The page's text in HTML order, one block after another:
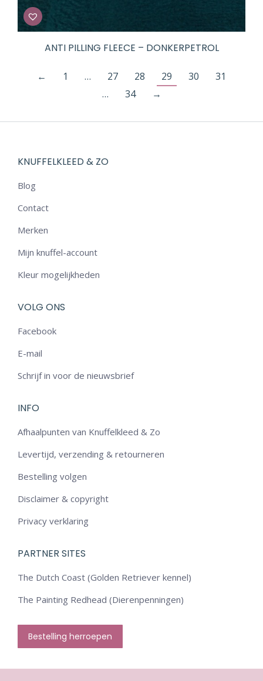
ANTI PILLING FLEECE – DONKERPETROL
← 1 … 27 28 29 30
31
…
34 →
KNUFFELKLEED & ZO
Blog
Contact
Merken
Mijn knuffel-account
Kleur mogelijkheden
VOLG ONS
Facebook
E-mail
Schrijf in voor de nieuwsbrief
INFO
Afhaalpunten van Knuffelkleed & Zo
Levertijd, verzending & retourneren
Bestelling volgen
Disclaimer & copyright
Privacy verklaring
PARTNER SITES
The Dutch Coast (Golden Retriever kennel)
The Painting Redhead (Dierenpenningen)
Bestelling herroepen